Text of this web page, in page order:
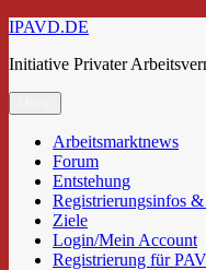
Zum
springen
IPAVD.DE
Initiative Privater
Arbeitsmarktnews
Forum
Entstehung
Registrierungsinfos
Ziele
Login/Mein Account
Registrierung für